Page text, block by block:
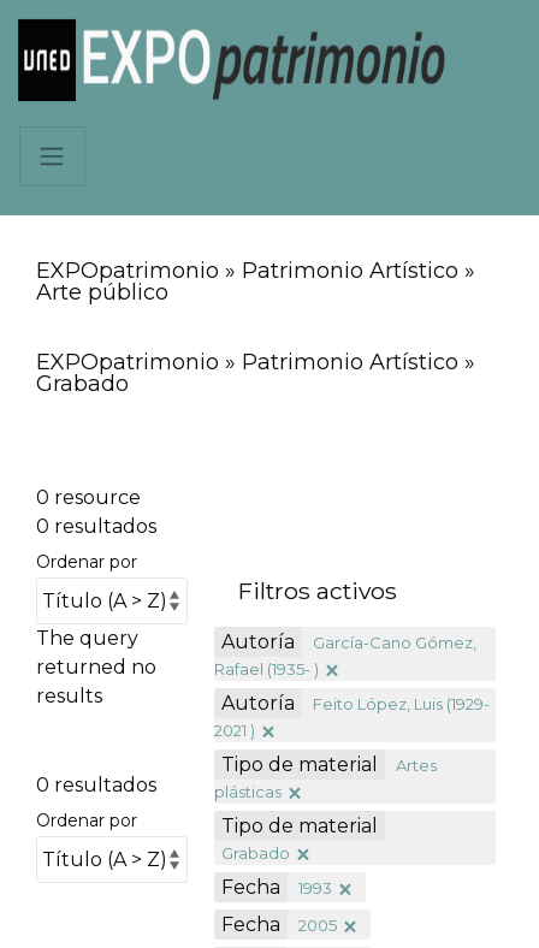
EXPOpatrimonio » Patrimonio Artístico »
Arte público
EXPOpatrimonio » Patrimonio Artístico »
Grabado
0 resource
0 resultados
Ordenar por
The query
returned no
results
0 resultados
Ordenar por
Filtros activos
Autoría
García-Cano Gómez,
Rafael (1935- )
Autoría
Feito López, Luis (1929-
2021 )
Tipo de material
Artes
plásticas
Tipo de material
Grabado
Fecha 1993
Fecha 2005